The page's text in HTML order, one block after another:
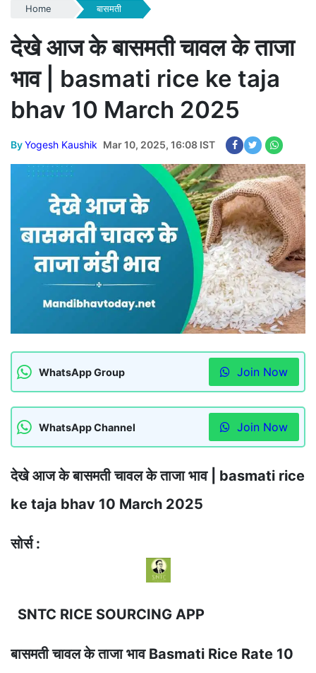
Home बासमती
देखे आज के बासमती चावल के ताजा
भाव | basmati rice ke taja
bhav 10 March 2025
ByYogesh Kaushik Mar 10, 2025, 16:08 IST
WhatsApp Group Join Now
WhatsApp Channel Join Now
देखे आज के बासमती चावल के ताजा भाव | basmati rice
ke taja bhav 10 March 2025
सोर्स :
SNTC RICE SOURCING APP
बासमती चावल के ताजा भाव Basmati Rice Rate 10